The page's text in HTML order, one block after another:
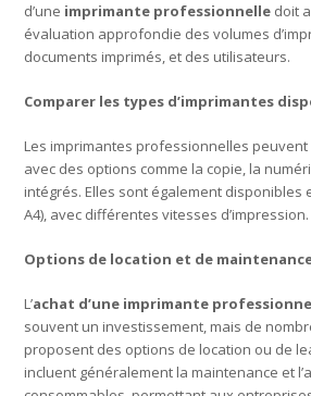
d’une imprimante professionnelle doit
évaluation approfondie des volumes
documents imprimés, et des utilisateurs.
Comparer les types d’imprimantes
Les imprimantes professionnelles peuvent
avec des options comme la copie, la
intégrés. Elles sont également disponibles
A4), avec différentes vitesses d’impression.
Options de location et de
L’achat d’une imprimante
souvent un investissement, mais de
proposent des options de location ou de
incluent généralement la maintenance et